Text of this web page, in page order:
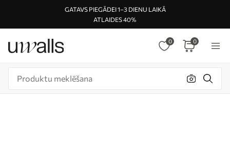
GATAVS PIEGĀDEI 1–3 DIENU LAIKĀ
ATLAIDES 40%
0 0